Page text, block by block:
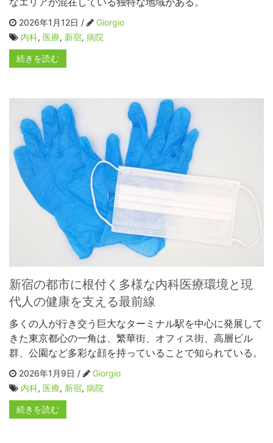
2026年1月12日 /
Giorgio
内科, 医療, 新宿, 病院
続きを読む
新宿の都市に根付く多様な内科医療環境と現
代人の健康を支える最前線
多くの人が行き交う巨大なターミナル駅を中心に発展して
きた東京都心の一角は、繁華街、オフィス街、高層ビル
群、公園など多彩な顔を持っていることで知られている。
2026年1月9日 /
Giorgio
内科, 医療, 新宿, 病院
続きを読む